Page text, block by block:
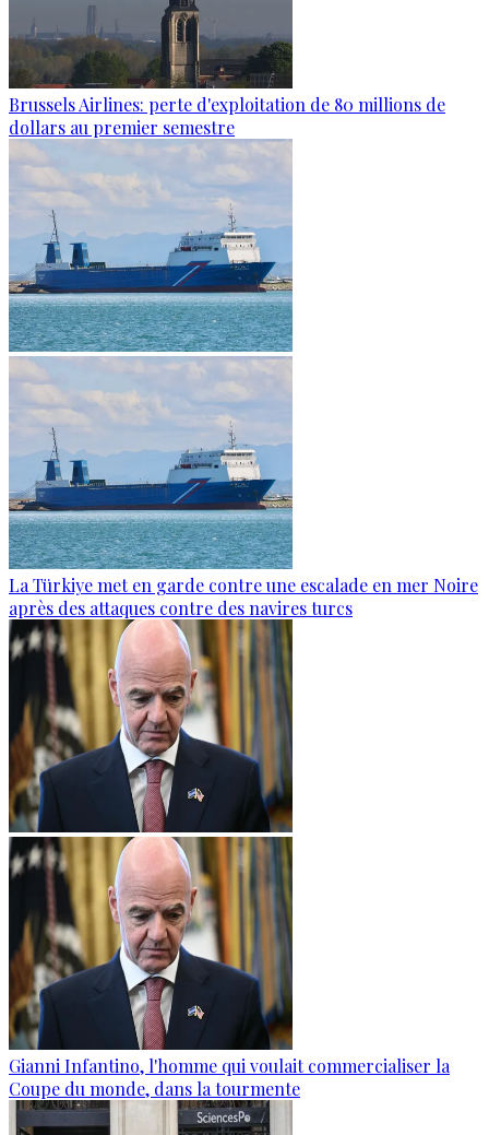
Brussels Airlines: perte d'exploitation de 80 millions de
dollars au premier semestre
La Türkiye met en garde contre une escalade en mer Noire
après des attaques contre des navires turcs
Gianni Infantino, l'homme qui voulait commercialiser la
Coupe du monde, dans la tourmente